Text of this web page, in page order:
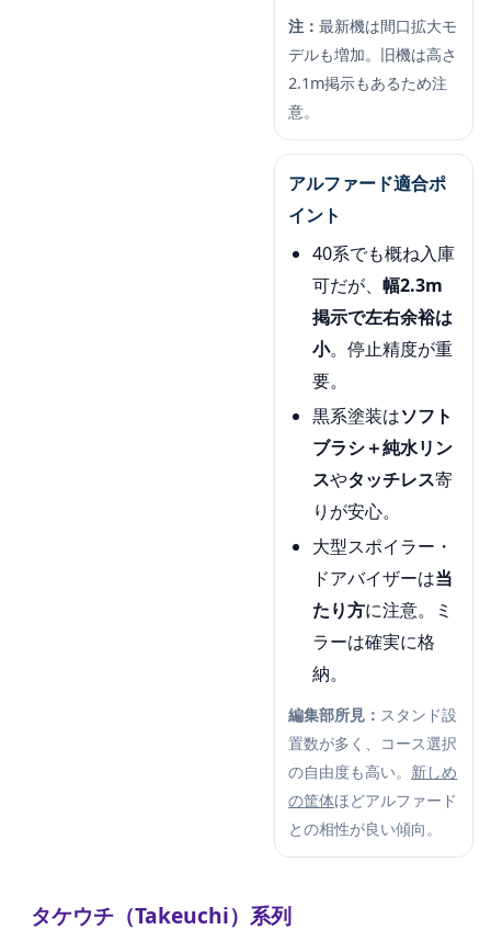
注：最新機は間口拡大モ
デルも増加。旧機は高さ
2.1m掲示もあるため注
意。
アルファード適合ポ
イント
40系でも概ね入庫
可だが、 幅2.3m
掲示で左右余裕は
小。停止精度が重
要。
黒系塗装はソフト
ブラシ＋純水リン
スやタッチレス寄
りが安心。
大型スポイラー・
ドアバイザーは当
たり方に注意。ミ
ラーは確実に格
納。
編集部所見： スタンド設
置数が多く、コース選択
の自由度も高い。 新しめ
の筐体ほどアルファード
との相性が良い傾向。
タケウチ（Takeuchi）系列